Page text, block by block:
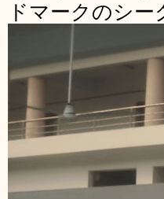
ドマークのシー